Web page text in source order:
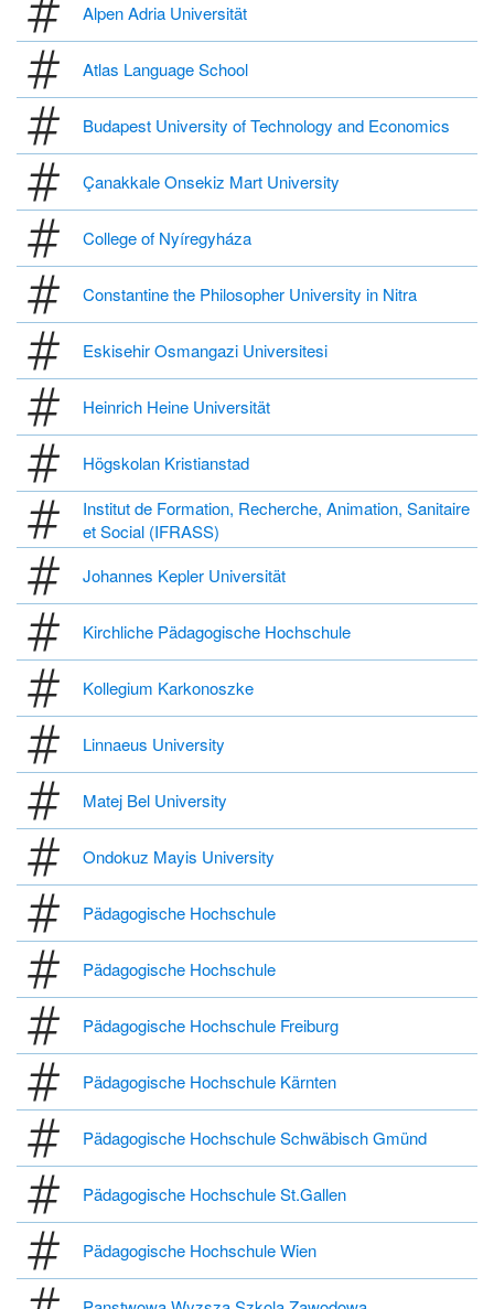
Alpen Adria Universität
Atlas Language School
Budapest University of Technology and Economics
Çanakkale Onsekiz Mart University
College of Nyíregyháza
Constantine the Philosopher University in Nitra
Eskisehir Osmangazi Universitesi
Heinrich Heine Universität
Högskolan Kristianstad
Institut de Formation, Recherche, Animation, Sanitaire
et Social (IFRASS)
Johannes Kepler Universität
Kirchliche Pädagogische Hochschule
Kollegium Karkonoszke
Linnaeus University
Matej Bel University
Ondokuz Mayis University
Pädagogische Hochschule
Pädagogische Hochschule
Pädagogische Hochschule Freiburg
Pädagogische Hochschule Kärnten
Pädagogische Hochschule Schwäbisch Gmünd
Pädagogische Hochschule St.Gallen
Pädagogische Hochschule Wien